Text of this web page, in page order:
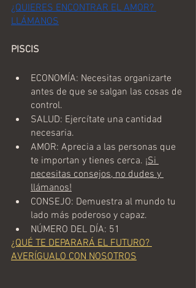
¿QUIERES ENCONTRAR EL AMOR?
LLÁMANOS
PISCIS
ECONOMÍA: Necesitas organizarte
antes de que se salgan las cosas de
control.
SALUD: Ejercítate una cantidad
necesaria.
AMOR: Aprecia a las personas que
te importan y tienes cerca. ¡Si
necesitas consejos, no dudes y
llámanos!
CONSEJO: Demuestra al mundo tu
lado más poderoso y capaz.
NÚMERO DEL DÍA: 51
¿QUÉ TE DEPARARÁ EL FUTURO?
AVERÍGUALO CON NOSOTROS